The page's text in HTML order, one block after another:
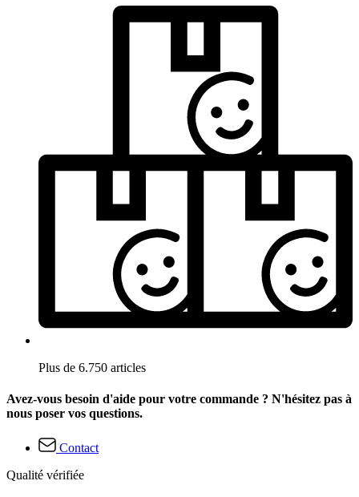
Plus de 6.750 articles
Avez-vous besoin d'aide pour votre commande ? N'hésitez pas à
nous poser vos questions.
Contact
Qualité vérifiée